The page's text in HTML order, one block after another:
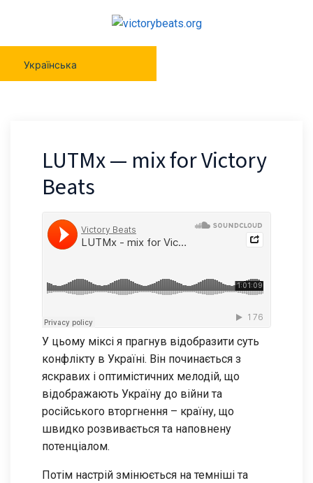
Українська
LUTMx — mix for Victory
Beats
У цьому міксі я прагнув відобразити суть
конфлікту в Україні. Він починається з
яскравих і оптимістичних мелодій, що
відображають Україну до війни та
російського вторгнення – країну, що
швидко розвивається та наповнену
потенціалом.
Потім настрій змінюється на темніші та